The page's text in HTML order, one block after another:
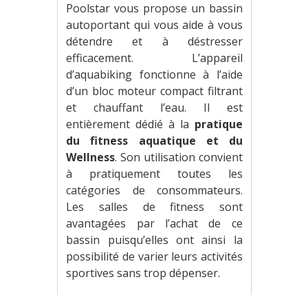
Poolstar vous propose un bassin
autoportant qui vous aide à vous
détendre et à déstresser
efficacement. L’appareil
d’aquabiking fonctionne à l’aide
d’un bloc moteur compact filtrant
et chauffant l’eau. Il est
entièrement dédié à la pratique
du fitness aquatique et du
Wellness. Son utilisation convient
à pratiquement toutes les
catégories de consommateurs.
Les salles de fitness sont
avantagées par l’achat de ce
bassin puisqu’elles ont ainsi la
possibilité de varier leurs activités
sportives sans trop dépenser.